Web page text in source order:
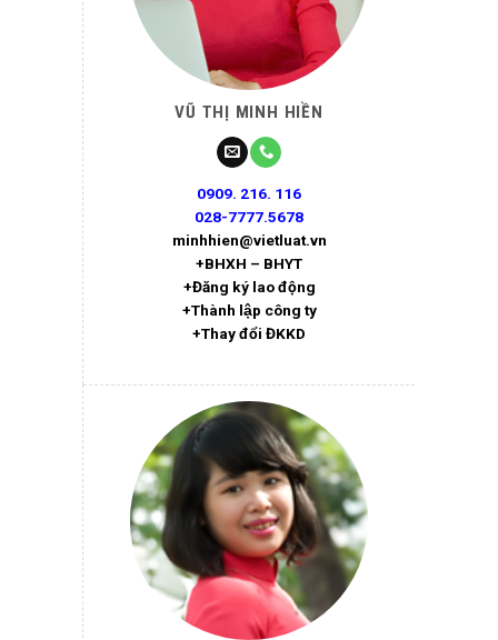
VŨ THỊ MINH HIỀN
0909. 216. 116
028-7777.5678
minhhien@vietluat.vn
+BHXH – BHYT
+Đăng ký lao động
+Thành lập công ty
+Thay đổi ĐKKD